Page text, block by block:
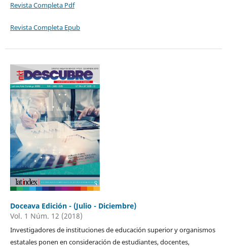
Revista Completa Pdf
Revista Completa Epub
Doceava Edición - (Julio - Diciembre)
Vol. 1 Núm. 12 (2018)
Investigadores de instituciones de educación superior y organismos
estatales ponen en consideración de estudiantes, docentes,